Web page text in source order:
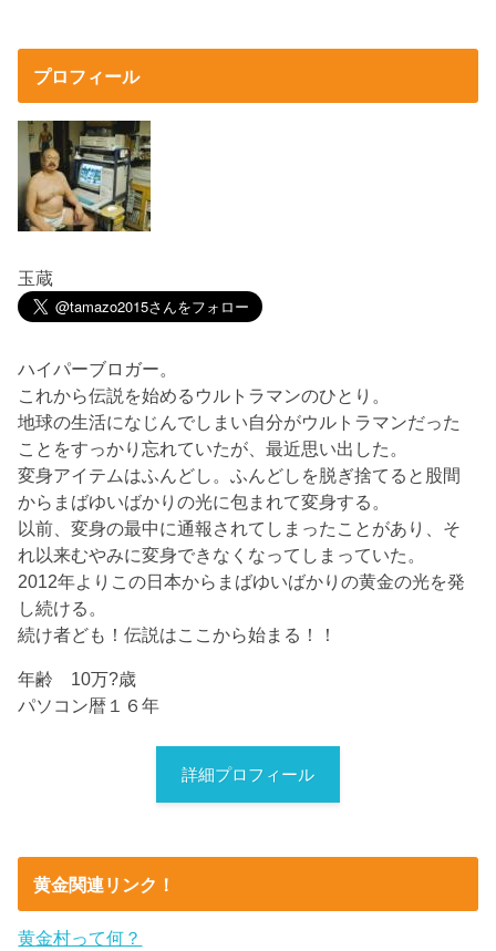
プロフィール
玉蔵
ハイパーブロガー。
これから伝説を始めるウルトラマンのひとり。
地球の生活になじんでしまい自分がウルトラマンだった
ことをすっかり忘れていたが、最近思い出した。
変身アイテムはふんどし。ふんどしを脱ぎ捨てると股間
からまばゆいばかりの光に包まれて変身する。
以前、変身の最中に通報されてしまったことがあり、そ
れ以来むやみに変身できなくなってしまっていた。
2012年よりこの日本からまばゆいばかりの黄金の光を発
し続ける。
続け者ども！伝説はここから始まる！！
年齢 10万?歳
パソコン暦１６年
詳細プロフィール
黄金関連リンク！
黄金村って何？